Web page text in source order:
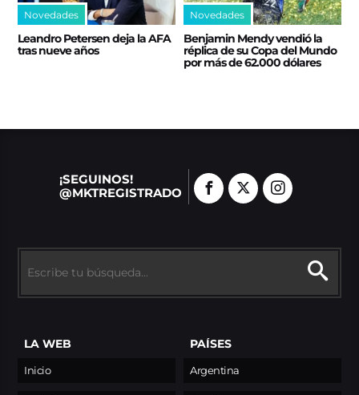
Novedades
Leandro Petersen deja la AFA
tras nueve años
Novedades
Benjamin Mendy vendió la
réplica de su Copa del Mundo
por más de 62.000 dólares
¡SEGUINOS!
@MKTREGISTRADO
LA WEB
Inicio
PAÍSES
Argentina